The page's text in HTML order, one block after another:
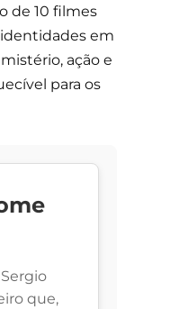
de 10 filmes
em
ação e
para os
que,